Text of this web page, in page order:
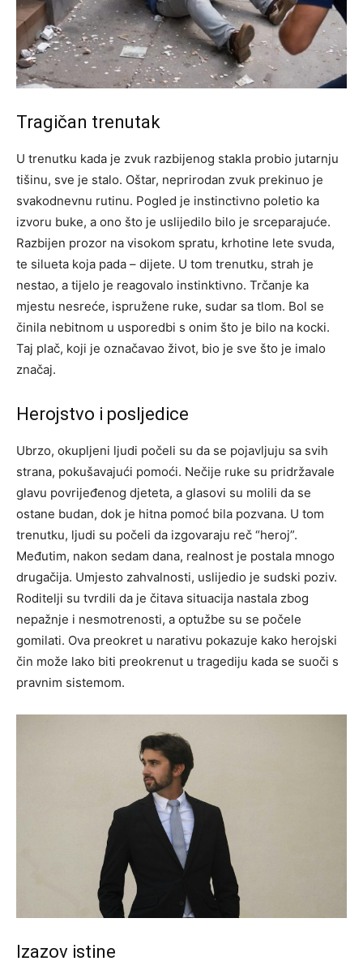
Tragičan trenutak
U trenutku kada je zvuk razbijenog stakla probio jutarnju
tišinu, sve je stalo. Oštar, neprirodan zvuk prekinuo je
svakodnevnu rutinu. Pogled je instinctivno poletio ka
izvoru buke, a ono što je uslijedilo bilo je srceparajuće.
Razbijen prozor na visokom spratu, krhotine lete svuda,
te silueta koja pada – dijete. U tom trenutku, strah je
nestao, a tijelo je reagovalo instinktivno. Trčanje ka
mjestu nesreće, ispružene ruke, sudar sa tlom. Bol se
činila nebitnom u usporedbi s onim što je bilo na kocki.
Taj plač, koji je označavao život, bio je sve što je imalo
značaj.
Herojstvo i posljedice
Ubrzo, okupljeni ljudi počeli su da se pojavljuju sa svih
strana, pokušavajući pomoći. Nečije ruke su pridržavale
glavu povrijeđenog djeteta, a glasovi su molili da se
ostane budan, dok je hitna pomoć bila pozvana. U tom
trenutku, ljudi su počeli da izgovaraju reč “heroj”.
Međutim, nakon sedam dana, realnost je postala mnogo
drugačija. Umjesto zahvalnosti, uslijedio je sudski poziv.
Roditelji su tvrdili da je čitava situacija nastala zbog
nepažnje i nesmotrenosti, a optužbe su se počele
gomilati. Ova preokret u narativu pokazuje kako herojski
čin može lako biti preokrenut u tragediju kada se suoči s
pravnim sistemom.
Izazov istine